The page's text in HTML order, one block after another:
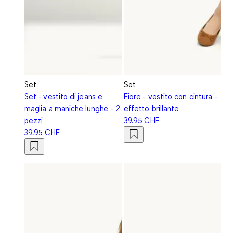
Set
Set - vestito di jeans e
maglia a maniche lunghe - 2
pezzi
39.95 CHF
Set
Fiore - vestito con cintura -
effetto brillante
39.95 CHF